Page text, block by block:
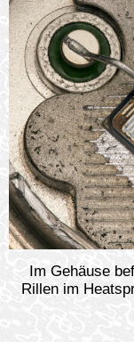
Im Gehäuse
Rillen im